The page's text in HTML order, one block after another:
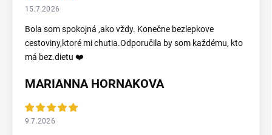
15.7.2026
Bola som spokojná ,ako vždy. Konečne bezlepkove
cestoviny,ktoré mi chutia.Odporučila by som každému, kto
má bez.dietu ❤️
MARIANNA HORNAKOVA
9.7.2026